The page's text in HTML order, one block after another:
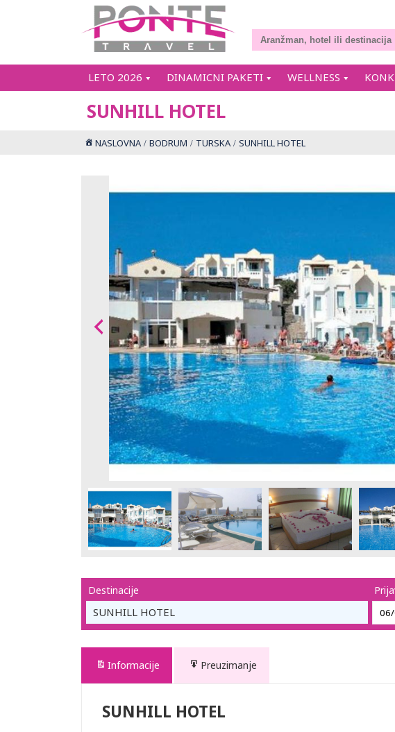
LETO 2026 DINAMICNI PAKETI WELLNESS
SUNHILL HOTEL
NASLOVNA BODRUM TURSKA SUNHILL HOTEL
Destinacije
SUNHILL HOTEL
Informacije Preuzimanje
SUNHILL HOTEL